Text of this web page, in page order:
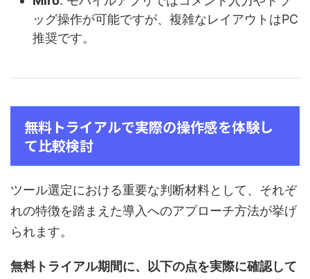
ッグ操作が可能ですが、複雑なレイアウトはPC
推奨です。
無料トライアルで実際の操作感を体験し
て比較検討
ツール選定における重要な判断材料として、それぞ
れの特徴を踏まえた導入へのアプローチ方法が挙げ
られます。
無料トライアル期間に、以下の点を実際に確認して